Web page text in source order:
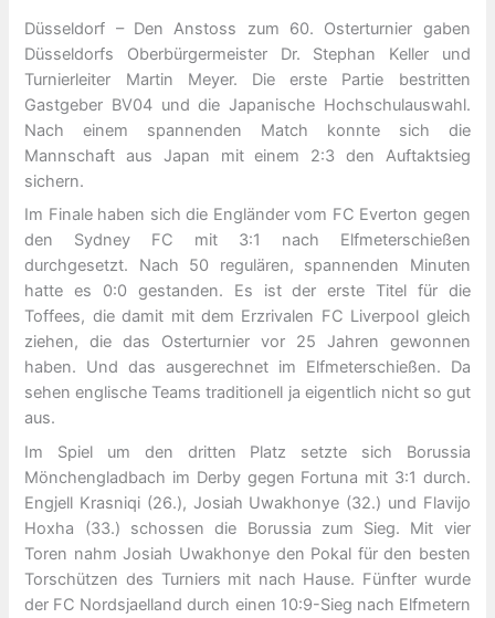
Düsseldorf – Den Anstoss zum 60. Osterturnier gaben
Düsseldorfs Oberbürgermeister Dr. Stephan Keller und
Turnierleiter Martin Meyer. Die erste Partie bestritten
Gastgeber BV04 und die Japanische Hochschulauswahl.
Nach einem spannenden Match konnte sich die
Mannschaft aus Japan mit einem 2:3 den Auftaktsieg
sichern.
Im Finale haben sich die Engländer vom FC Everton gegen
den Sydney FC mit 3:1 nach Elfmeterschießen
durchgesetzt. Nach 50 regulären, spannenden Minuten
hatte es 0:0 gestanden. Es ist der erste Titel für die
Toffees, die damit mit dem Erzrivalen FC Liverpool gleich
ziehen, die das Osterturnier vor 25 Jahren gewonnen
haben. Und das ausgerechnet im Elfmeterschießen. Da
sehen englische Teams traditionell ja eigentlich nicht so gut
aus.
Im Spiel um den dritten Platz setzte sich Borussia
Mönchengladbach im Derby gegen Fortuna mit 3:1 durch.
Engjell Krasniqi (26.), Josiah Uwakhonye (32.) und Flavijo
Hoxha (33.) schossen die Borussia zum Sieg. Mit vier
Toren nahm Josiah Uwakhonye den Pokal für den besten
Torschützen des Turniers mit nach Hause. Fünfter wurde
der FC Nordsjaelland durch einen 10:9-Sieg nach Elfmetern